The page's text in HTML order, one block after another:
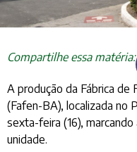
Compartilhe essa matéria:
A produção da Fábrica de
(Fafen-BA), localizada no
sexta-feira (16),
unidade.